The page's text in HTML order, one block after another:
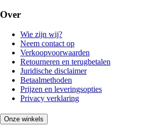
Over
Wie zijn wij?
Neem contact op
Verkoopvoorwaarden
Retourneren en terugbetalen
Juridische disclaimer
Betaalmethoden
Prijzen en leveringsopties
Privacy verklaring
Onze winkels